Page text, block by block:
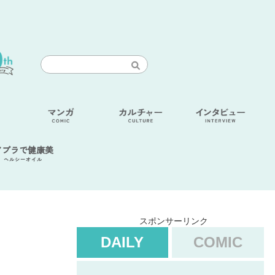
ラで健康美
ヘルシーオイル
スポンサーリンク
DAILY COMIC